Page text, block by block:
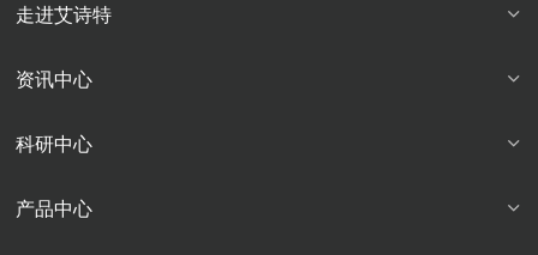
走进艾诗特
资讯中心
科研中心
产品中心